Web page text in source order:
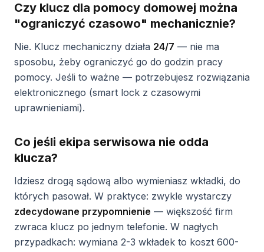
Czy klucz dla pomocy domowej można
"ograniczyć czasowo" mechanicznie?
Nie. Klucz mechaniczny działa 24/7 — nie ma
sposobu, żeby ograniczyć go do godzin pracy
pomocy. Jeśli to ważne — potrzebujesz rozwiązania
elektronicznego (smart lock z czasowymi
uprawnieniami).
Co jeśli ekipa serwisowa nie odda
klucza?
Idziesz drogą sądową albo wymieniasz wkładki, do
których pasował. W praktyce: zwykle wystarczy
zdecydowane przypomnienie — większość firm
zwraca klucz po jednym telefonie. W nagłych
przypadkach: wymiana 2-3 wkładek to koszt 600-